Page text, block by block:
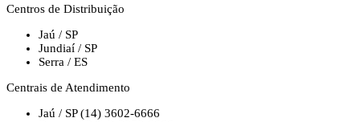
Centros de Distribuição
Jaú / SP
Jundiaí / SP
Serra / ES
Centrais de Atendimento
Jaú / SP (14) 3602-6666